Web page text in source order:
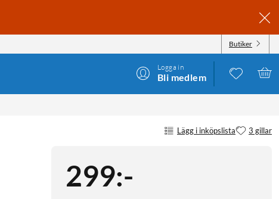
Butiker
Logga in
Bli medlem
Lägg i inköpslista 3 gillar
299:-